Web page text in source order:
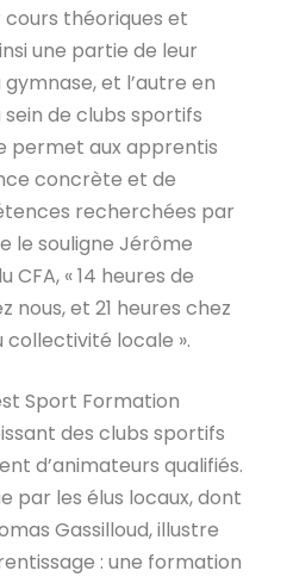
théoriques et
une partie de leur
et l’autre en
de clubs sportifs
permet aux apprentis
concrète et de
recherchées par
le souligne Jérôme
« 14 heures de
nous, et 21 heures chez
collectivité locale ».
Sport Formation
des clubs sportifs
d’animateurs qualifiés.
par les élus locaux, dont
Gassilloud, illustre
: une formation